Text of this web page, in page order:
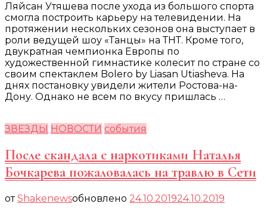
Ляйсан Утяшева после ухода из большого спорта
смогла построить карьеру на телевидении. На
протяжении нескольких сезонов она выступает в
роли ведущей шоу «Танцы» на ТНТ. Кроме того,
двукратная чемпионка Европы по
художественной гимнастике колесит по стране со
своим спектаклем Bolero by Liasan Utiasheva. На
днях постановку увидели жители Ростова-на-
Дону. Однако не всем по вкусу пришлась …
ЗВЕЗДЫ НОВОСТИ события
После скандала с наркотиками Наталья
Бочкарева пожаловалась на травлю в Сети
отShakenewsобновлено 24.10.201924.10.2019